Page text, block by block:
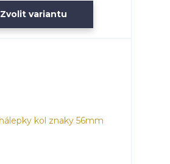
Zvolit variantu